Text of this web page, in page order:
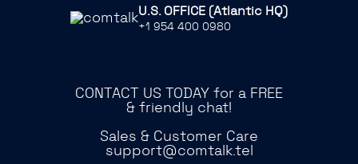
U.S. OFFICE (Atlantic HQ)
+1 954 400 0980
CONTACT US TODAY for a FREE
& friendly chat!
Sales & Customer Care
support@comtalk.tel